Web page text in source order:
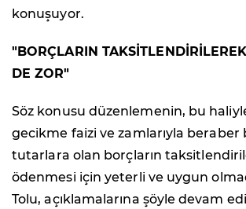
konuşuyor.
"BORÇLARIN
DE ZOR"
Söz konusu düzenlemenin, bu
gecikme faizi ve zamlarıyla beraber
tutarlara olan borçların
ödenmesi için yeterli ve uygun
Tolu, açıklamalarına şöyle devam